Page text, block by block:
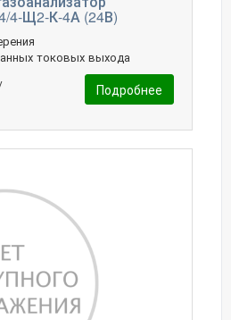
4-Щ2-К-4А (24В)
токовых выхода
Подробнее